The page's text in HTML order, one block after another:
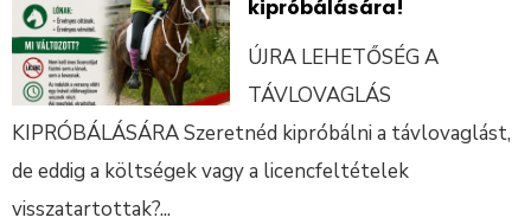
kipróbálására!
ÚJRA LEHETŐSÉG A
TÁVLOVAGLÁS
KIPRÓBÁLÁSÁRA Szeretnéd kipróbálni a távlovaglást,
de eddig a költségek vagy a licencfeltételek
visszatartottak?...